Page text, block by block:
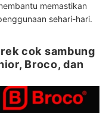
memastikan
sehari-hari.
cok sambung
Broco, dan